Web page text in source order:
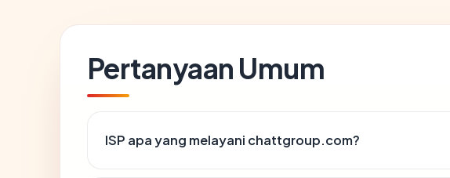
Pertanyaan Umum
ISP apa yang melayani chattgroup.com?